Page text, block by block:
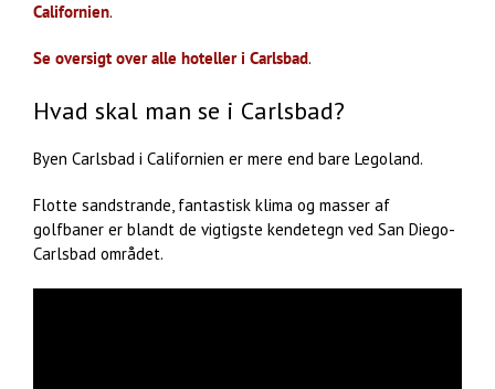
Californien.
Se oversigt over alle hoteller i Carlsbad.
Hvad skal man se i Carlsbad?
Byen Carlsbad i Californien er mere end bare Legoland.
Flotte sandstrande, fantastisk klima og masser af
golfbaner er blandt de vigtigste kendetegn ved San Diego-
Carlsbad området.